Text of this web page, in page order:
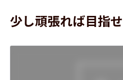
少し頑張れば目指